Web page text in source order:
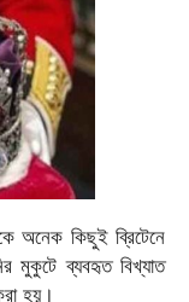
অনেক কিছুই ব্রিটেনে
মুকুটে ব্যবহৃত বিখ্যাত
হয়।